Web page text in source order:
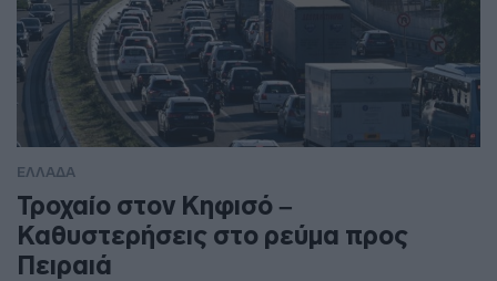
ΕΛΛΑΔΑ
Τροχαίο στον Κηφισό –
Καθυστερήσεις στο ρεύμα προς
Πειραιά